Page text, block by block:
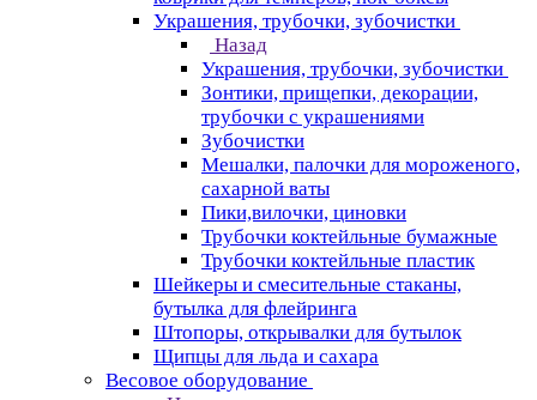
Украшения, трубочки, зубочистки
Назад
Украшения, трубочки, зубочистки
Зонтики, прищепки, декорации,
трубочки с украшениями
Зубочистки
Мешалки, палочки для мороженого,
сахарной ваты
Пики,вилочки, циновки
Трубочки коктейльные бумажные
Трубочки коктейльные пластик
Шейкеры и смесительные стаканы,
бутылка для флейринга
Штопоры, открывалки для бутылок
Щипцы для льда и сахара
Весовое оборудование